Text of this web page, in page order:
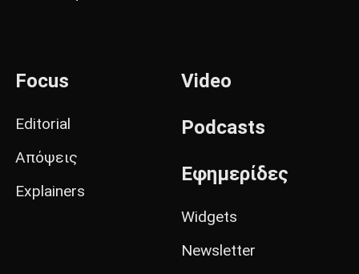
Focus
Editorial
Απόψεις
Explainers
Video
Podcasts
Εφημερίδες
Widgets
Newsletter